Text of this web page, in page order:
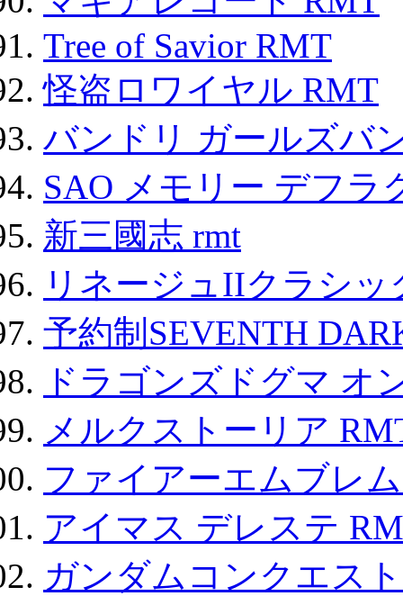
Tree of Savior RMT
怪盗ロワイヤル RMT
バンドリ ガールズバ
SAO メモリー デフラ
新三國志 rmt
リネージュIIクラシ
予約制SEVENTH
ドラゴンズドグマ オ
メルクストーリア
ファイアーエムブレ
アイマス デレステ
ガンダムコンクエスト